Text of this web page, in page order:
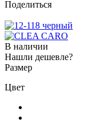
Поделиться
В наличии
Нашли дешевле?
Размер
Цвет